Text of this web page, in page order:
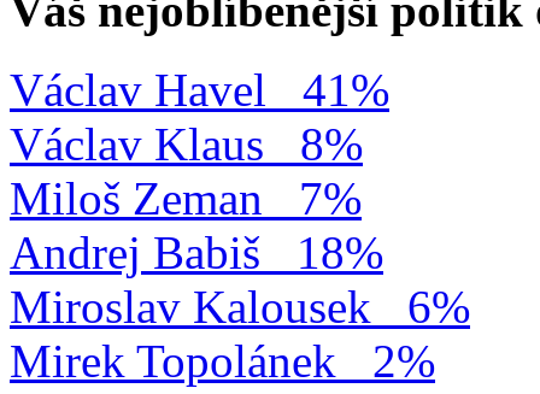
Václav Havel
41%
Václav Klaus
8%
Miloš Zeman
7%
Andrej Babiš
18%
Miroslav Kalousek
6%
Mirek Topolánek
2%